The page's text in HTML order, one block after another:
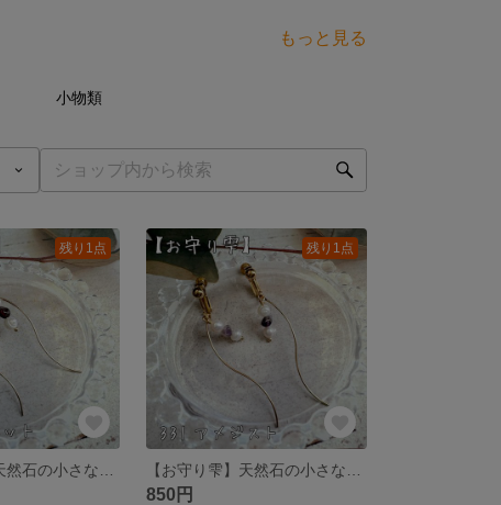
もっと見る
小物類
残り1点 残り1点
850円